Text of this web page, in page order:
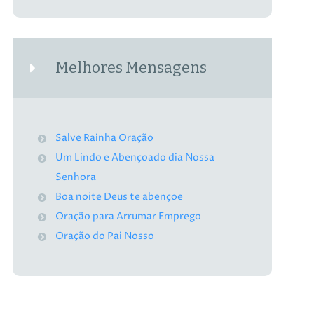
Melhores Mensagens
Salve Rainha Oração
Um Lindo e Abençoado dia Nossa
Senhora
Boa noite Deus te abençoe
Oração para Arrumar Emprego
Oração do Pai Nosso